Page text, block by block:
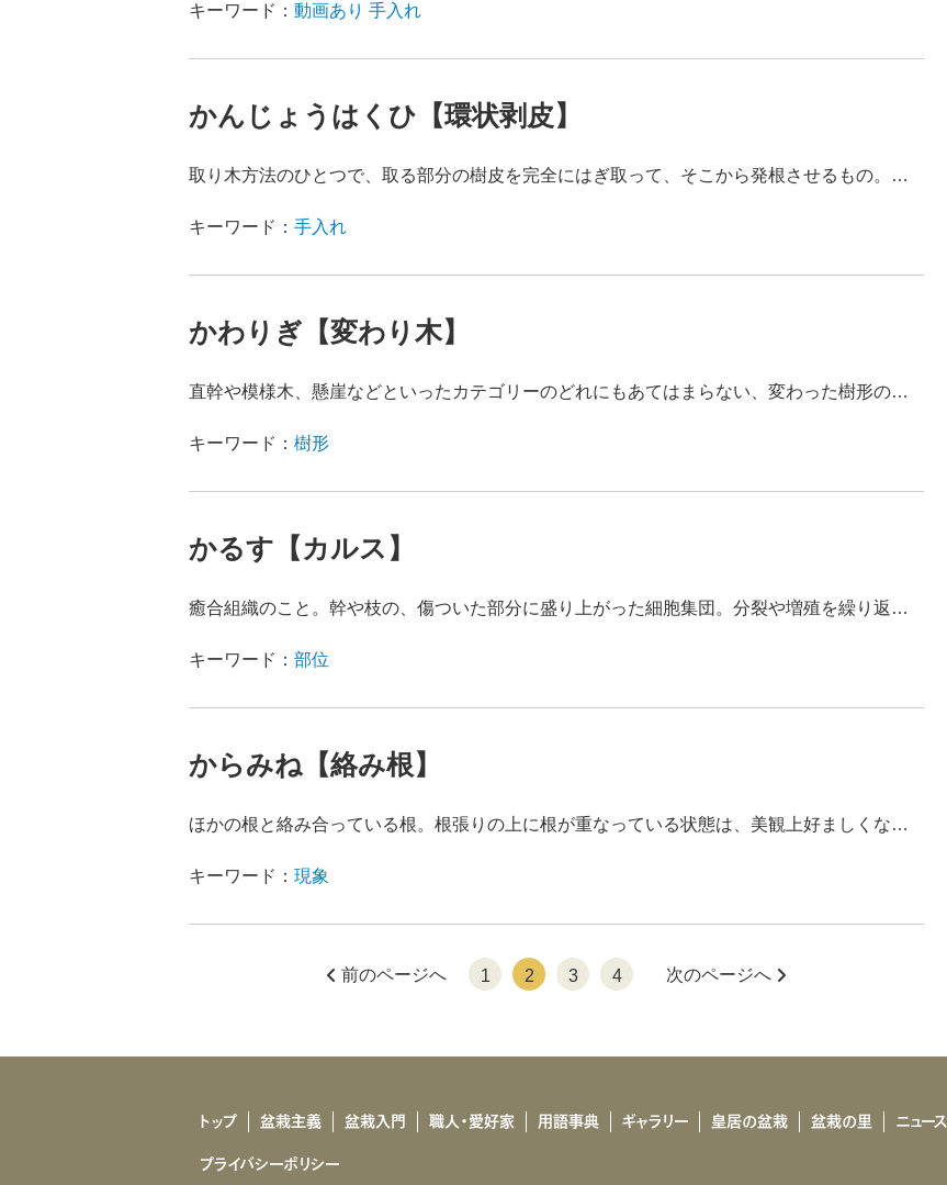
キーワード： 動画あり 手入れ
かんじょうはくひ【環状剥皮】
取り木方法のひとつで、取る部分の樹皮を完全にはぎ取って、そこから発根させるもの。…
キーワード： 手入れ
かわりぎ【変わり木】
直幹や模様木、懸崖などといったカテゴリーのどれにもあてはまらない、変わった樹形の…
キーワード： 樹形
かるす【カルス】
癒合組織のこと。幹や枝の、傷ついた部分に盛り上がった細胞集団。分裂や増殖を繰り返…
キーワード： 部位
からみね【絡み根】
ほかの根と絡み合っている根。根張りの上に根が重なっている状態は、美観上好ましくな…
キーワード： 現象
前のページへ 1 2 3 4 次のページへ
トップ 盆栽主義 盆栽入門 職人・愛好家 用語事典 ギャラリー 皇居の盆栽 盆栽の里 ニュース
プライバシーポリシー